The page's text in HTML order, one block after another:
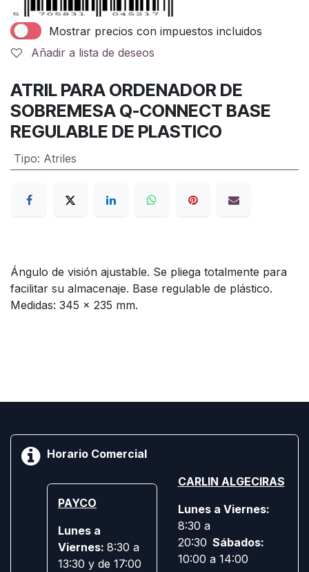
Mostrar precios con impuestos incluidos
Añadir a lista de deseos
ATRIL PARA ORDENADOR DE
SOBREMESA Q-CONNECT BASE
REGULABLE DE PLASTICO
Tipo: Atriles
Ángulo de visión ajustable. Se pliega totalmente para
facilitar su almacenaje. Base regulable de plástico.
Medidas: 345 x 235 mm.
Horario Comercial
PAYCO
Lunes a
Viernes: 8:30 a
13:30 y de 17:00
CARLIN ALGECIRAS
Lunes a Viernes:
8:30 a
20:30 Sábados:
10:00 a 14:00